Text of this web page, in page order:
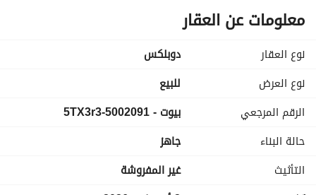
قريب من كل خدمات ومول العرب ومولات الشيخ زايد
تنفيذ هندسى على اعلى جودة
نظام التسليم
الكامل حسب الطلب
الاستلام خلال 6 شهور مباني
تسهيلات كبيرة في السداد
اقساط ربع سنوية بدون فايدة
اجمالي السعر : 4 مليون و نصف جنيه
معلومات عن العقار
نوع العقار
دوبلكس
نوع العرض
للبيع
الرقم المرجعي
بيوت - 5002091-5TX3r3
حالة البناء
جاهز
التأثيث
غير المفروشة